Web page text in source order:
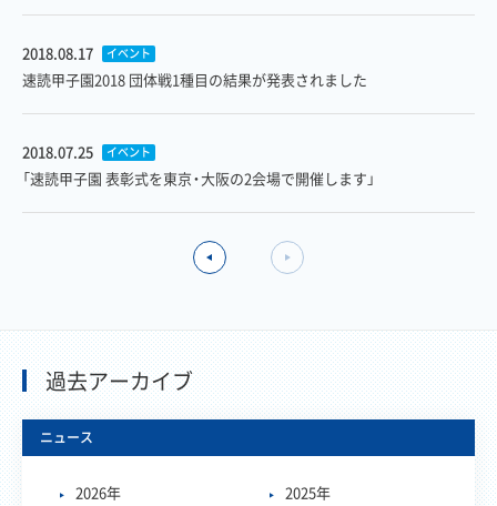
2018.08.17 イベント
速読甲子園2018 団体戦1種目の結果が発表されました
2018.07.25 イベント
「速読甲子園 表彰式を東京・大阪の2会場で開催します」
過去アーカイブ
ニュース
2026年 2025年